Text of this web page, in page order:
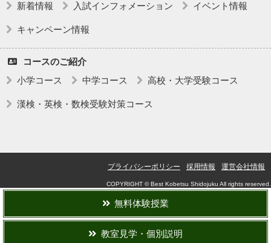
新着情報
入試インフォメーション イベント情報
キャンペーン情報
コースのご紹介
小学コース
中学コース 高校・大学受験コース
漢検・英検・数検受験対策コース
運営会社情報
採用情報
プライバシーポリシー
COPYRIGHT © Best Kobetsu Shidojuku All rights reserved.
無料体験授業
教室見学・個別説明